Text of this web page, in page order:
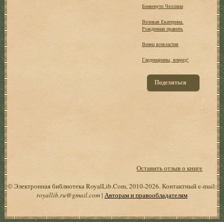
Бенвенуто Челлини
Великая Екатерина.
Рожденная править
Венец всевластия
Гардемарины, вперед!
Поделиться
Оставить отзыв о книге
© Электронная библиотека RoyalLib.Com, 2010-2026. Контактный e-mail:
royallib.ru@gmail.com| Авторам и правообладателям